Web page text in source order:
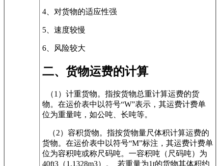
4、对货物的适应性强
5 、速度较慢
6 、风险较大
二、货物运费的计算
（1 ）计重货物。指按货物总重计算运费的货
物。在运价表中以符号“W”表示，其运费计费单
位为重量吨，如公吨、长吨等。
（2）容积货物。指按货物量尺体积计算运费的
货物。在运价表中以符号“M”标注，其运费计费单
位为容积吨或称尺码吨。一容积吨（尺码吨）为
40ft3 （1.1328m3）。 若重量为1t的货物其体积约